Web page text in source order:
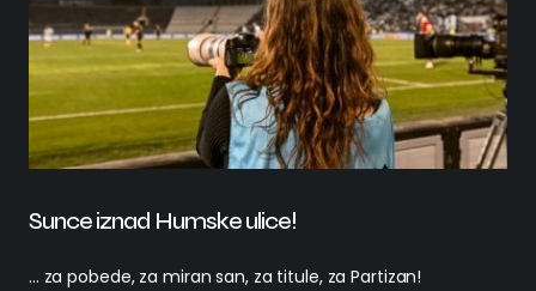
Sunce iznad Humske ulice!
... za pobede, za miran san, za titule, za Partizan!